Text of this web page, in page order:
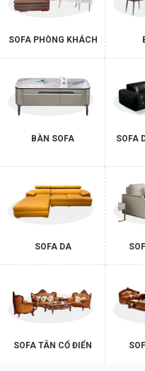
SOFA PHÒNG KHÁCH
BÀN SOFA
SOFA
SOFA DA
SOFA TÂN CỔ ĐIỂN